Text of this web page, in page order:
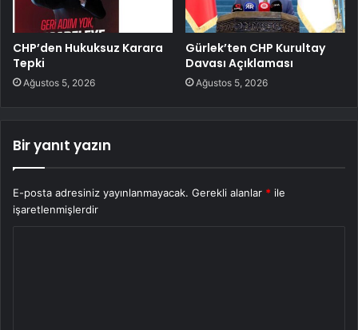
CHP’den Hukuksuz Karara
Tepki
Ağustos 5, 2026
Gürlek’ten CHP Kurultay
Davası Açıklaması
Ağustos 5, 2026
Bir yanıt yazın
E-posta adresiniz yayınlanmayacak. Gerekli alanlar * ile
işaretlenmişlerdir